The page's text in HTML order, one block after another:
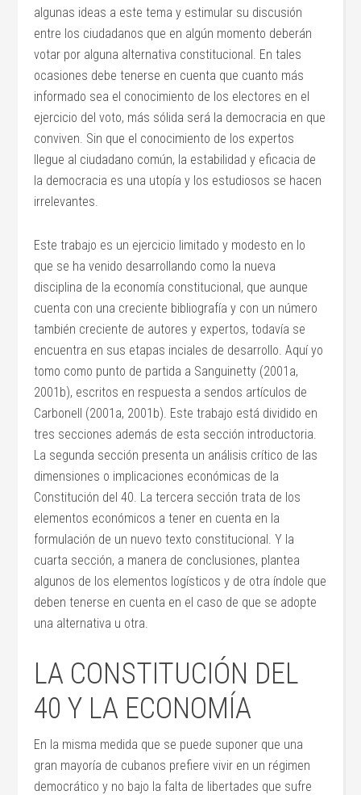
algunas ideas a este tema y estimular su discusión
entre los ciudadanos que en algún momento deberán
votar por alguna alternativa constitucional. En tales
ocasiones debe tenerse en cuenta que cuanto más
informado sea el conocimiento de los electores en el
ejercicio del voto, más sólida será la democracia en que
conviven. Sin que el conocimiento de los expertos
llegue al ciudadano común, la estabilidad y eficacia de
la democracia es una utopía y los estudiosos se hacen
irrelevantes.
Este trabajo es un ejercicio limitado y modesto en lo
que se ha venido desarrollando como la nueva
disciplina de la economía constitucional, que aunque
cuenta con una creciente bibliografía y con un número
también creciente de autores y expertos, todavía se
encuentra en sus etapas inciales de desarrollo. Aquí yo
tomo como punto de partida a Sanguinetty (2001a,
2001b), escritos en respuesta a sendos artículos de
Carbonell (2001a, 2001b). Este trabajo está dividido en
tres secciones además de esta sección introductoria.
La segunda sección presenta un análisis crítico de las
dimensiones o implicaciones económicas de la
Constitución del 40. La tercera sección trata de los
elementos económicos a tener en cuenta en la
formulación de un nuevo texto constitucional. Y la
cuarta sección, a manera de conclusiones, plantea
algunos de los elementos logísticos y de otra índole que
deben tenerse en cuenta en el caso de que se adopte
una alternativa u otra.
LA CONSTITUCIÓN DEL
40 Y LA ECONOMÍA
En la misma medida que se puede suponer que una
gran mayoría de cubanos prefiere vivir en un régimen
democrático y no bajo la falta de libertades que sufre